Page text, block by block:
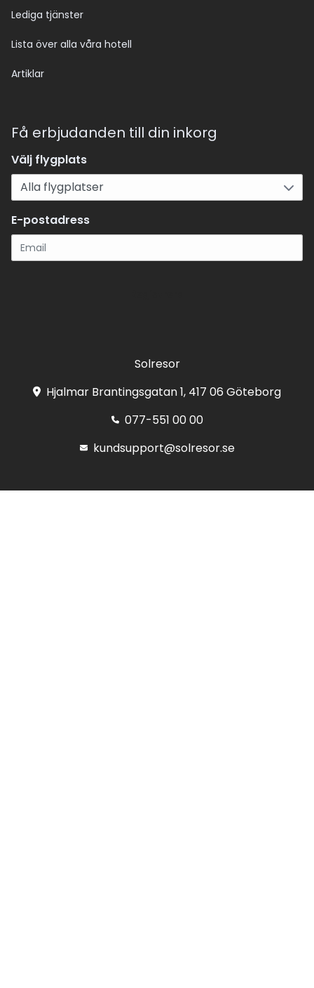
Lediga tjänster
Lista över alla våra hotell
Artiklar
Få erbjudanden till din inkorg
Välj flygplats
E-postadress
Solresor
Hjalmar Brantingsgatan 1, 417 06 Göteborg
077-551 00 00
kundsupport@solresor.se